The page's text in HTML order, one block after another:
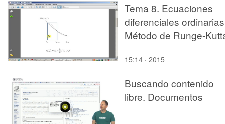
Tema 8. Ecuaciones
diferenciales
Método de Runge-
15:14 · 2015
Buscando contenido
libre. Documentos